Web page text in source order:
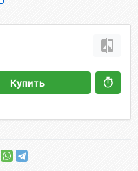
Купить